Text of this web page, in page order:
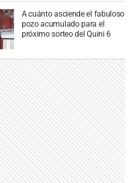
A cuánto asciende el fabuloso
pozo acumulado para el
próximo sorteo del Quini 6